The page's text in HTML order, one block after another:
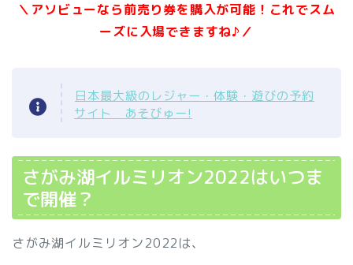
＼アソビューなら前売り券を購入が可能！これでスム
ーズに入場できますね♪／
日本最大級のレジャー・体験・遊びの予約
サイト あそびゅー!
さがみ湖イルミリオン2022はいつま
で開催？
さがみ湖イルミリオン2022は、